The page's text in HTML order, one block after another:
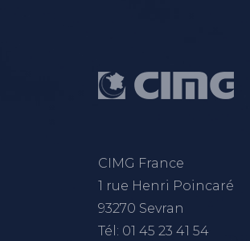
CIMG France
1 rue Henri Poincaré
93270 Sevran
Tél: 01 45 23 41 54